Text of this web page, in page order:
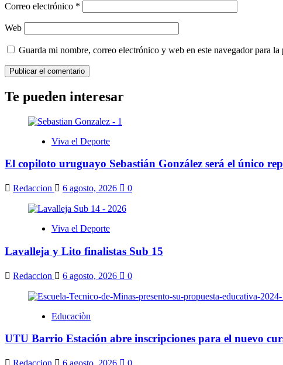
Correo electrónico *
Web
Guarda mi nombre, correo electrónico y web en este navegador para
Te pueden interesar
Viva el Deporte
El copiloto uruguayo Sebastián González será el único
Redaccion 6 agosto, 2026 0
Viva el Deporte
Lavalleja y Lito finalistas Sub 15
Redaccion 6 agosto, 2026 0
Educaciòn
UTU Barrio Estación abre inscripciones para el nuevo
Redaccion 6 agosto, 2026 0